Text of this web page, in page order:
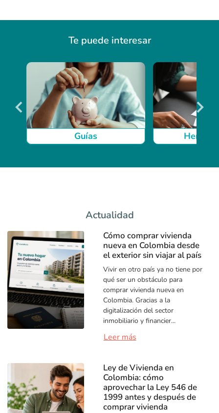
Te puede interesar
Guías
1
Actualidad
Cómo comprar vivienda
nueva en Colombia desde
el exterior sin viajar al país
Vivir en otro país ya no tiene por
qué ser un obstáculo para
comprar vivienda nueva en
Colombia. Gracias a la
digitalización del sector
inmobiliario y financier...
Leer más
Ley de Vivienda en
Colombia: cómo
aprovechar la Ley 546 de
1999 antes y después de
comprar vivienda